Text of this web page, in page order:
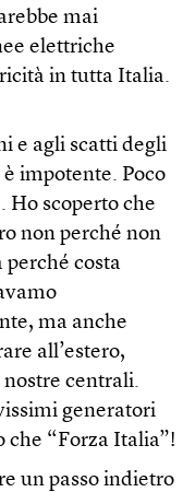
mai
elettriche
in tutta Italia.
e agli scatti degli
impotente. Poco
Ho scoperto che
non perché non
costa
ma anche
all’estero,
centrali.
generatori
“Forza Italia”!
un passo indietro